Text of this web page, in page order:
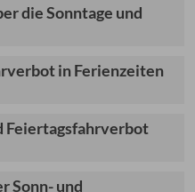
die Sonntage und
in Ferienzeiten
Feiertagsfahrverbot
Sonn- und